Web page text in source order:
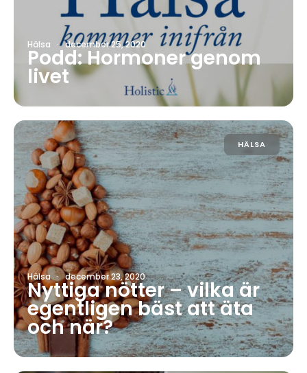
Hälsa · december 25, 2020
Podd: Hormoner genom
livet
HÄLSA
Hälsa · december 23, 2020
Nyttiga nötter – vilka är
egentligen bäst att äta
och när?